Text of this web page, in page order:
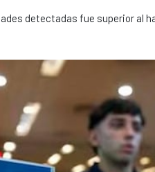
detectadas fue superior al